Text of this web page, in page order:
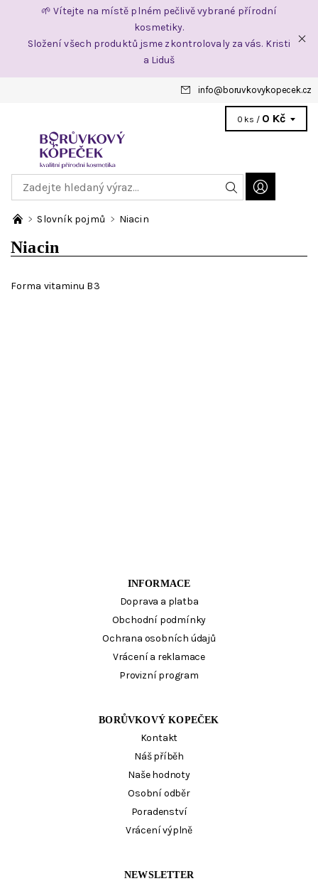
🌱 Vítejte na místě plném pečlivě vybrané přírodní
kosmetiky.
Složení všech produktů jsme zkontrolovaly za vás. Kristi
a Liduš
info@ boruvkovykopecek.cz
0 ks / 0 Kč
Slovník pojmů Niacin
Niacin
Forma vitaminu B3
INFORMACE
Doprava a platba
Obchodní podmínky
Ochrana osobních údajů
Vrácení a reklamace
Provizní program
BORŮVKOVÝ KOPEČEK
Kontakt
Náš příběh
Naše hodnoty
Osobní odběr
Poradenství
Vrácení výplně
NEWSLETTER